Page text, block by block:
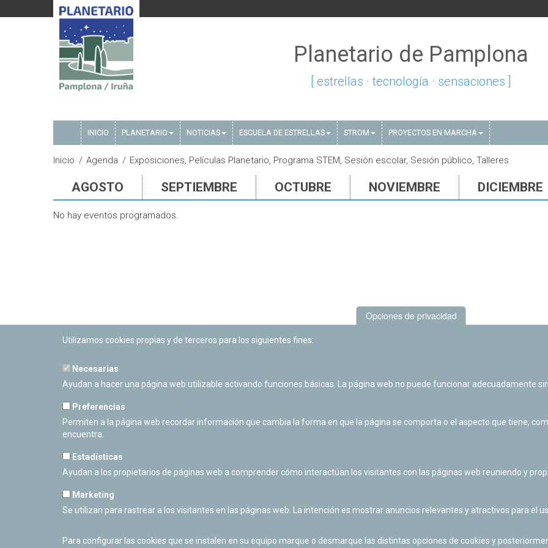
Planetario de Pamplona
[ estrellas · tecnología · sensaciones ]
INICIO PLANETARIO NOTICIAS ESCUELA DE ESTRELLAS STROM PROYECTOS EN MARCHA
Inicio Agenda Exposiciones, Películas Planetario, Programa STEM, Sesión escolar, Sesión público, Talleres
AGOSTO SEPTIEMBRE OCTUBRE NOVIEMBRE DICIEMBRE
No hay eventos programados.
PLANETARIO DE PAMPLONA
Calle Sancho RamÃ­rez, s/n
Cerrado Temporalmente
Opciones de privacidad
Utilizamos cookies propias y de terceros para los siguientes fines:
Necesarias
Ayudan a hacer una página web utilizable activando funciones básicas. La página web no puede funcionar adecuadamente
Preferencias
Permiten a la página web recordar información que cambia la forma en que la página se comporta o el aspecto que tiene,
encuentra.
Estadísticas
Ayudan a los propietarios de páginas web a comprender cómo interactúan los visitantes con las páginas web reuniendo y
Marketing
Se utilizan para rastrear a los visitantes en las páginas web. La intención es mostrar anuncios relevantes y atractivos para el
Para configurar las cookies que se instalen en su equipo marque o desmarque las distintas opciones de cookies y